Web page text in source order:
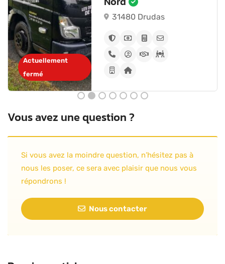
Actuellement
fermé
31480 Drudas
Vous avez une question ?
Si vous avez la moindre question, n’hésitez pas à
nous les poser, ce sera avec plaisir que nous vous
répondrons !
Nous contacter